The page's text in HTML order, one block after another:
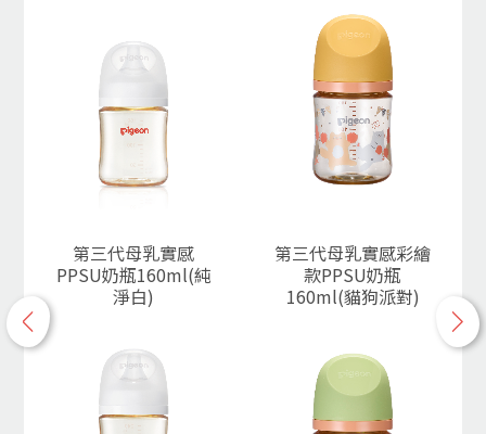
第三代母乳實感
PPSU奶瓶160ml(純
淨白)
第三代母乳實感彩繪
款PPSU奶瓶
160ml(貓狗派對)
p
n